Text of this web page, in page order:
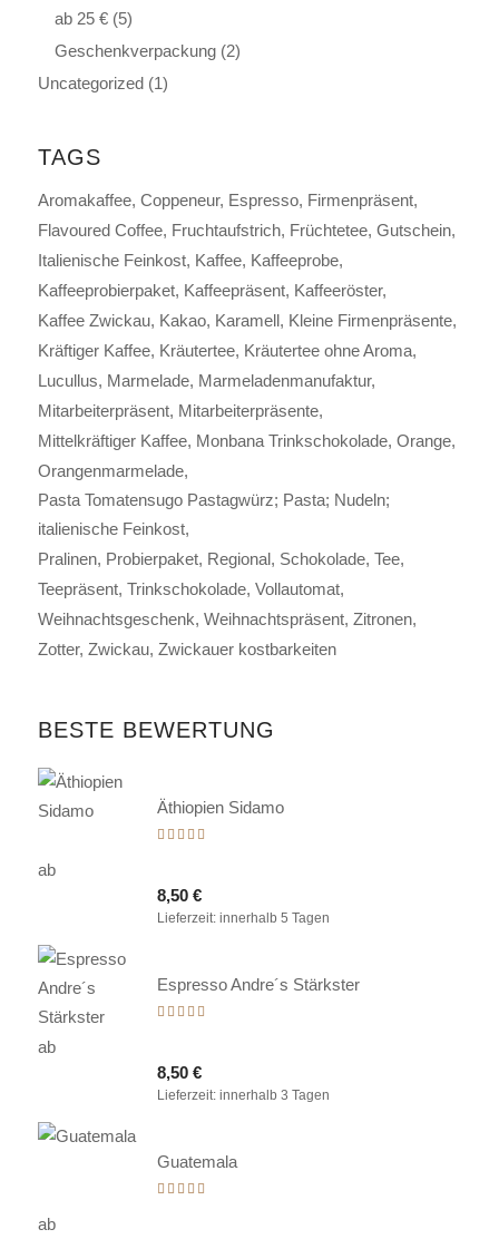
ab 25 € (5)
Geschenkverpackung (2)
Uncategorized (1)
TAGS
Aromakaffee Coppeneur Espresso Firmenpräsent
Flavoured Coffee Fruchtaufstrich Früchtetee Gutschein
Italienische Feinkost Kaffee Kaffeeprobe
Kaffeeprobierpaket Kaffeepräsent Kaffeeröster
Kaffee Zwickau Kakao Karamell Kleine Firmenpräsente
Kräftiger Kaffee Kräutertee Kräutertee ohne Aroma
Lucullus Marmelade Marmeladenmanufaktur
Mitarbeiterpräsent Mitarbeiterpräsente
Mittelkräftiger Kaffee Monbana Trinkschokolade Orange
Orangenmarmelade
Pasta Tomatensugo Pastagwürz; Pasta; Nudeln;
italienische Feinkost
Pralinen Probierpaket Regional Schokolade Tee
Teepräsent Trinkschokolade Vollautomat
Weihnachtsgeschenk Weihnachtspräsent Zitronen
Zotter Zwickau Zwickauer kostbarkeiten
BESTE BEWERTUNG
Äthiopien Sidamo
von 5
ab
8,50 €
Lieferzeit: innerhalb 5 Tagen
Espresso Andre´s Stärkster
von 5
ab
8,50 €
Lieferzeit: innerhalb 3 Tagen
Guatemala
ab